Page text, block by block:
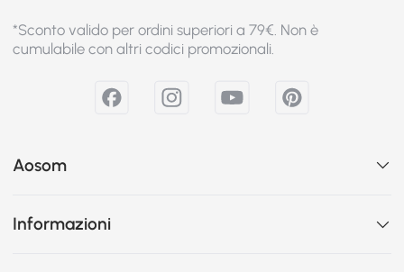
*Sconto valido per ordini superiori a 79€. Non è
cumulabile con altri codici promozionali.
Aosom
Informazioni